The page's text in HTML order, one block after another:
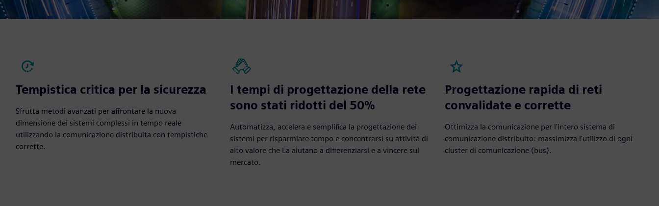
Tempistica critica per la sicurezza
Sfrutta metodi avanzati per affrontare la nuova
dimensione dei sistemi complessi in tempo reale
utilizzando la comunicazione distribuita con tempistiche
corrette.
I tempi di progettazione della rete
sono stati ridotti del 50%
Automatizza, accelera e semplifica la progettazione dei
sistemi per risparmiare tempo e concentrarsi su attività di
alto valore che La aiutano a differenziarsi e a vincere sul
mercato.
Progettazione rapida di reti
convalidate e corrette
Ottimizza la comunicazione per l'intero sistema di
comunicazione distribuito: massimizza l'utilizzo di ogni
cluster di comunicazione (bus).